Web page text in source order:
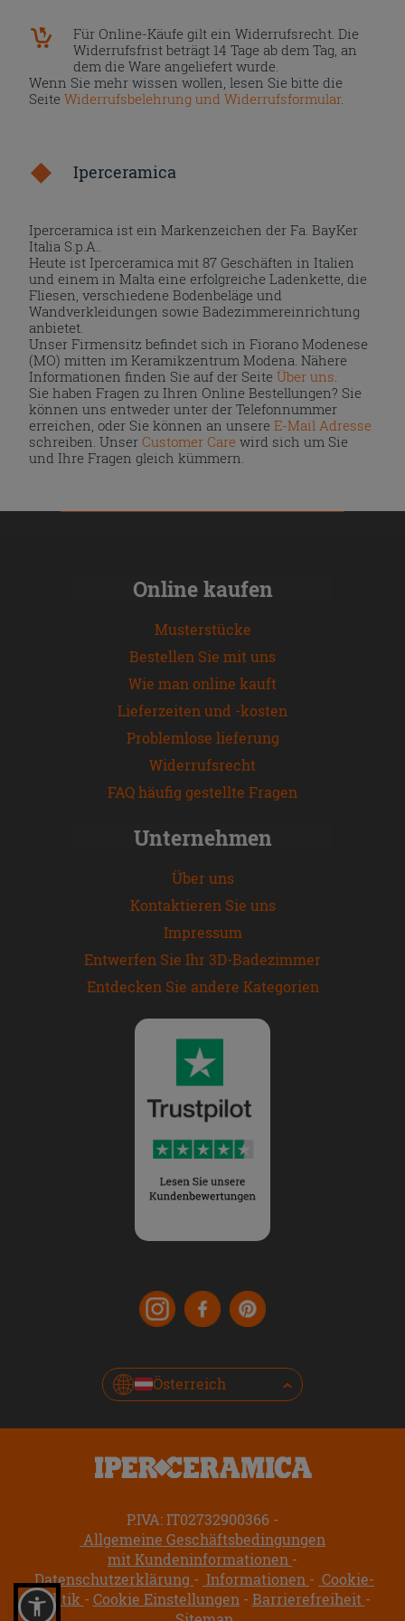
Für Online-Käufe gilt ein Widerrufsrecht. Die
Widerrufsfrist beträgt 14 Tage ab dem Tag, an
dem die Ware angeliefert wurde.
Wenn Sie mehr wissen wollen, lesen Sie bitte die
SeiteWiderrufsbelehrung und Widerrufsformular.
Iperceramica
Iperceramica ist ein Markenzeichen der Fa. BayKer
Italia S.p.A..
Heute ist Iperceramica mit 87 Geschäften in Italien
und einem in Malta eine erfolgreiche Ladenkette, die
Fliesen, verschiedene Bodenbeläge und
Wandverkleidungen sowie Badezimmereinrichtung
anbietet.
Unser Firmensitz befindet sich in Fiorano Modenese
(MO) mitten im Keramikzentrum Modena. Nähere
Informationen finden Sie auf der Seite Über uns
Sie haben Fragen zu Ihren Online Bestellungen? Sie
können uns entweder unter der Telefonnummer
erreichen, oder Sie können an unsereE-Mail Adresse
schreiben. UnserCustomer Care wird sich um Sie
und Ihre Fragen gleich kümmern.
Online kaufen
Musterstücke
Bestellen Sie mit uns
Wie man online kauft
Lieferzeiten und -kosten
Problemlose lieferung
Widerrufsrecht
FAQ häufig gestellte Fragen
Unternehmen
Über uns
Kontaktieren Sie uns
Impressum
Entwerfen Sie Ihr 3D-Badezimmer
Entdecken Sie andere Kategorien
Österreich
P.IVA: IT02732900366
Allgemeine Geschäftsbedingungen
mit Kundeninformationen
Datenschutzerklärung
Informationen
Cookie-
Politik
Cookie Einstellungen
Barrierefreiheit